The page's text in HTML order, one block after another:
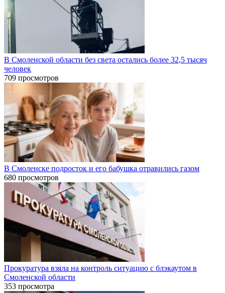
В Смоленской области без света остались более 32,5 тысяч
человек
709 просмотров
В Смоленске подросток и его бабушка отравились газом
680 просмотров
Прокуратура взяла на контроль ситуацию с блэкаутом в
Смоленской области
353 просмотра